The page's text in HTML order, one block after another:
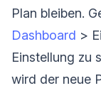
Plan bleiben.
Dashboard >
Einstellung zu
wird der neue